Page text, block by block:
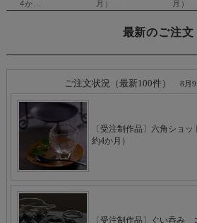
最新のご注文